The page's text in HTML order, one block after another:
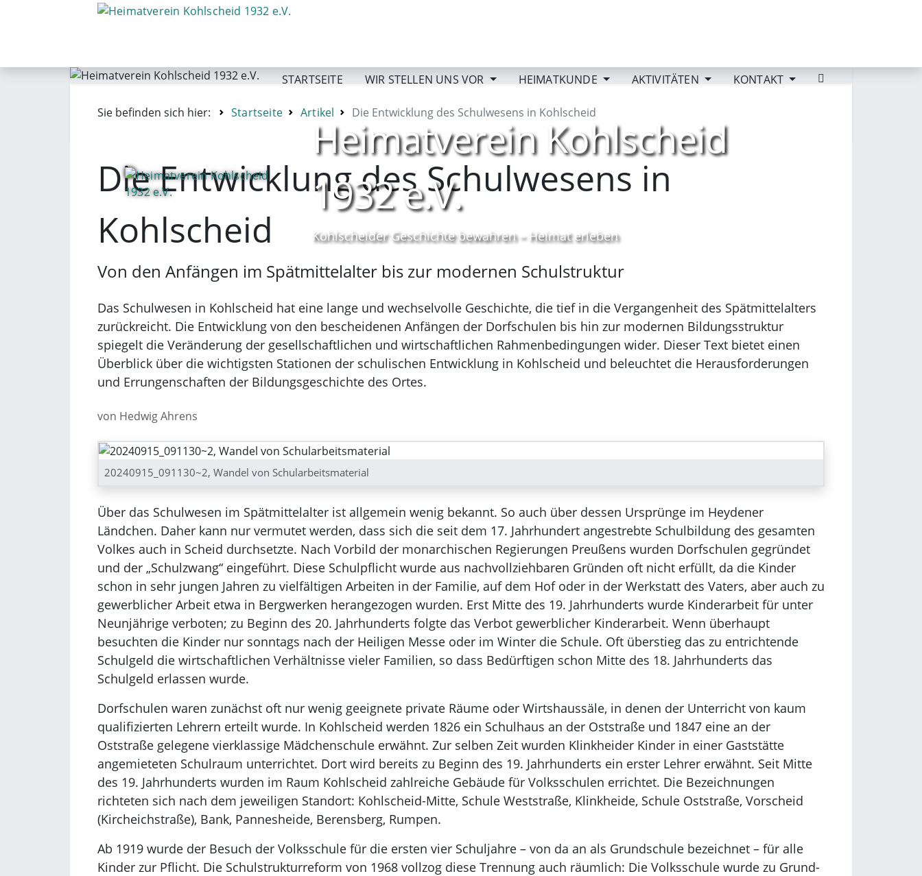
STARTSEITE WIR STELLEN UNS VOR HEIMATKUNDE AKTIVITÄTEN KONTAKT
Heimatverein Kohlscheid
1932 e.V.
Kohlscheider Geschichte bewahren – Heimat erleben
Sie befinden sich hier: Startseite Artikel Die Entwicklung des Schulwesens in Kohlscheid
Die Entwicklung des Schulwesens in
Kohlscheid
Von den Anfängen im Spätmittelalter bis zur modernen Schulstruktur
Das Schulwesen in Kohlscheid hat eine lange und wechselvolle Geschichte, die tief in die Vergangenheit des Spätmittelalters
zurückreicht. Die Entwicklung von den bescheidenen Anfängen der Dorfschulen bis hin zur modernen Bildungsstruktur
spiegelt die Veränderung der gesellschaftlichen und wirtschaftlichen Rahmenbedingungen wider. Dieser Text bietet einen
Überblick über die wichtigsten Stationen der schulischen Entwicklung in Kohlscheid und beleuchtet die Herausforderungen
und Errungenschaften der Bildungsgeschichte des Ortes.
von Hedwig Ahrens
20240915_091130~2, Wandel von Schularbeitsmaterial
Über das Schulwesen im Spätmittelalter ist allgemein wenig bekannt. So auch über dessen Ursprünge im Heydener
Ländchen. Daher kann nur vermutet werden, dass sich die seit dem 17. Jahrhundert angestrebte Schulbildung des gesamten
Volkes auch in Scheid durchsetzte. Nach Vorbild der monarchischen Regierungen Preußens wurden Dorfschulen gegründet
und der „Schulzwang“ eingeführt. Diese Schulpflicht wurde aus nachvollziehbaren Gründen oft nicht erfüllt, da die Kinder
schon in sehr jungen Jahren zu vielfältigen Arbeiten in der Familie, auf dem Hof oder in der Werkstatt des Vaters, aber auch zu
gewerblicher Arbeit etwa in Bergwerken herangezogen wurden. Erst Mitte des 19. Jahrhunderts wurde Kinderarbeit für unter
Neunjährige verboten; zu Beginn des 20. Jahrhunderts folgte das Verbot gewerblicher Kinderarbeit. Wenn überhaupt
besuchten die Kinder nur sonntags nach der Heiligen Messe oder im Winter die Schule. Oft überstieg das zu entrichtende
Schulgeld die wirtschaftlichen Verhältnisse vieler Familien, so dass Bedürftigen schon Mitte des 18. Jahrhunderts das
Schulgeld erlassen wurde.
Dorfschulen waren zunächst oft nur wenig geeignete private Räume oder Wirtshaussäle, in denen der Unterricht von kaum
qualifizierten Lehrern erteilt wurde. In Kohlscheid werden 1826 ein Schulhaus an der Oststraße und 1847 eine an der
Oststraße gelegene vierklassige Mädchenschule erwähnt. Zur selben Zeit wurden Klinkheider Kinder in einer Gaststätte
angemieteten Schulraum unterrichtet. Dort wird bereits zu Beginn des 19. Jahrhunderts ein erster Lehrer erwähnt. Seit Mitte
des 19. Jahrhunderts wurden im Raum Kohlscheid zahlreiche Gebäude für Volksschulen errichtet. Die Bezeichnungen
richteten sich nach dem jeweiligen Standort: Kohlscheid-Mitte, Schule Weststraße, Klinkheide, Schule Oststraße, Vorscheid
(Kircheichstraße), Bank, Pannesheide, Berensberg, Rumpen.
Ab 1919 wurde der Besuch der Volksschule für die ersten vier Schuljahre – von da an als Grundschule bezeichnet – für alle
Kinder zur Pflicht. Die Schulstrukturreform von 1968 vollzog diese Trennung auch räumlich: Die Volksschule wurde zu Grund-